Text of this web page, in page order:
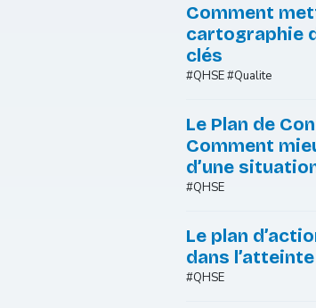
Comment
cartographie
clés
#QHSE #Qualite
Le Plan de
Comment
d’une
#QHSE
Le plan
dans
#QHSE